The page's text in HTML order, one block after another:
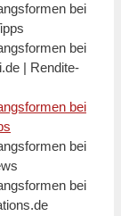
bei
bei
| Rendite-
bei
bei
bei